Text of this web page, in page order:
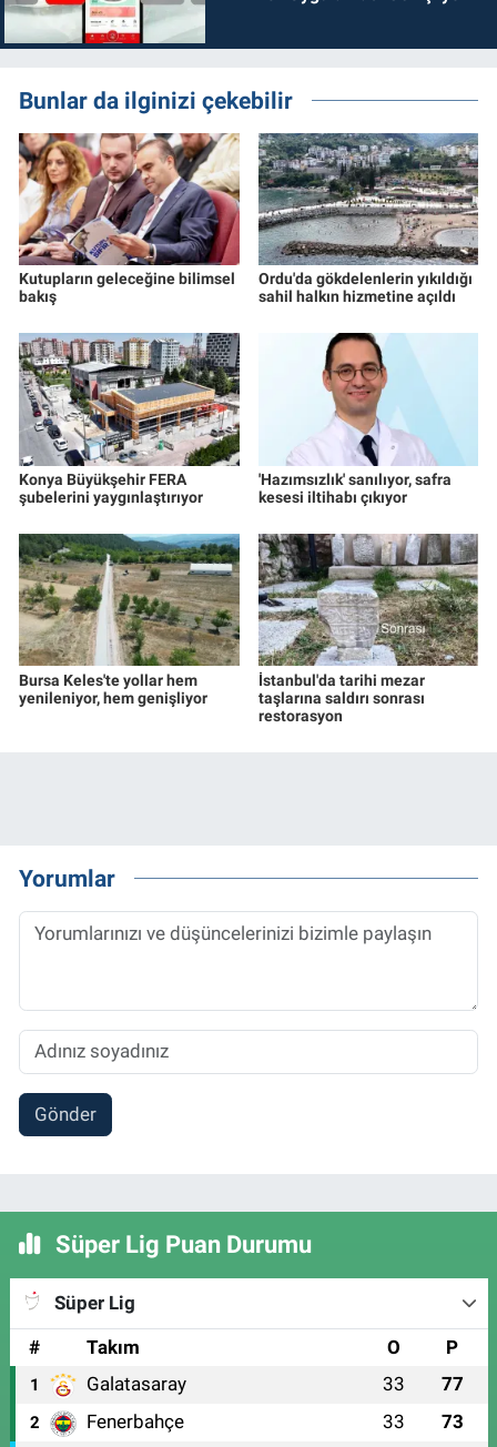
Bunlar da ilginizi çekebilir
Kutupların geleceğine bilimsel
bakış
Ordu'da gökdelenlerin yıkıldığı
sahil halkın hizmetine açıldı
Konya Büyükşehir FERA
şubelerini yaygınlaştırıyor
'Hazımsızlık' sanılıyor, safra
kesesi iltihabı çıkıyor
Bursa Keles'te yollar hem
yenileniyor, hem genişliyor
İstanbul'da tarihi mezar
taşlarına saldırı sonrası
restorasyon
Yorumlar
Gönder
Süper Lig Puan Durumu
Süper Lig
#
Takım O P
1 Galatasaray 33 77
2 Fenerbahçe 33 73